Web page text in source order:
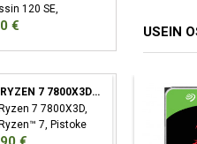
120 SE,
jäähdytin,
€
AMD RYZEN 7 7800X3D SUORITIN 4,2 GHZ 96 MB L3 LAATIKKO
7 7800X3D,
7, Pistoke
nm, AMD,
USEIN